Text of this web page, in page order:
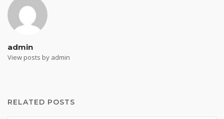
admin
View posts by admin
RELATED POSTS